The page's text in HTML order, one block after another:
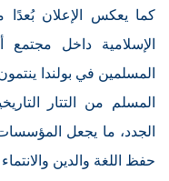
كما يعكس الإعلان بُعدًا
الإسلامية داخل
المسلمين في بولندا
المسلم من التتار
الجدد، ما يجعل
حفظ اللغة والدين